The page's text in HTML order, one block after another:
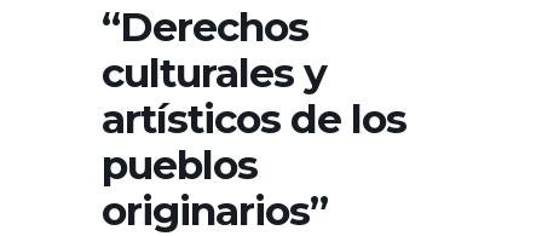
“Derechos
culturales y
artísticos de los
pueblos
originarios”